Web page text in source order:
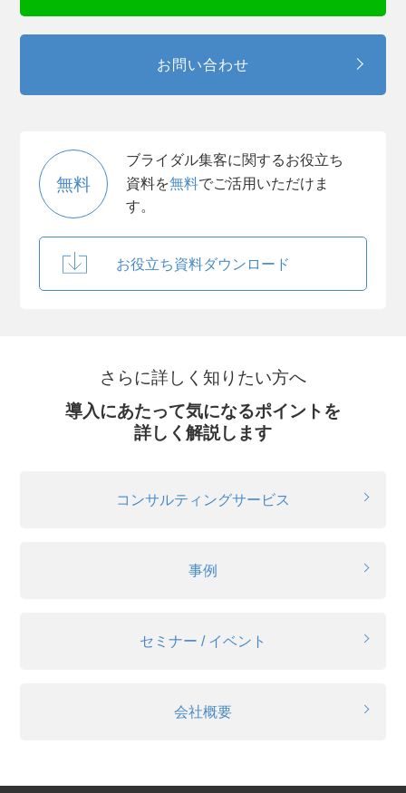
お問い合わせ
無料
ブライダル集客に関するお役立ち
資料を無料でご活用いただけま
す。
お役立ち資料ダウンロード
さらに詳しく知りたい方へ
導入にあたって気になるポイントを
詳しく解説します
コンサルティングサービス
事例
セミナー / イベント
会社概要